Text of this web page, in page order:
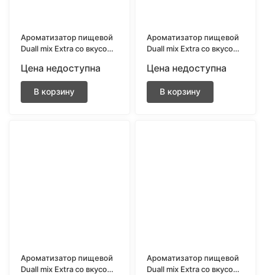
Ароматизатор пищевой
Duall mix Extra со вкусом
мл.
Цена недоступна
В корзину
Ароматизатор пищевой
Duall mix Extra со вкусом
Цена недоступна
В корзину
Ароматизатор пищевой
Duall mix Extra со вкусом
Ароматизатор пищевой
Duall mix Extra со вкусом